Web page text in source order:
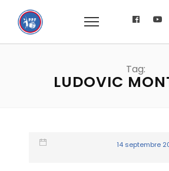
Tag:
LUDOVIC
14 septembre